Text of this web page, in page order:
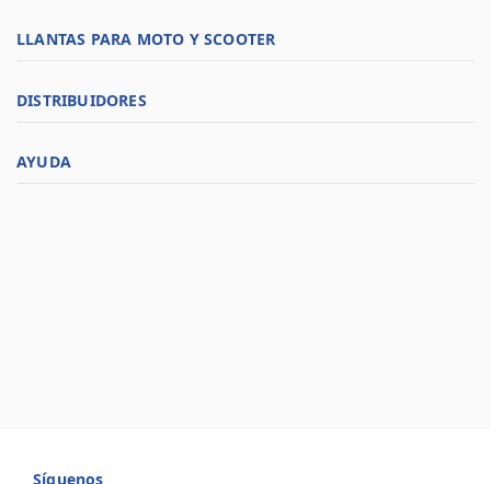
LLANTAS PARA MOTO Y SCOOTER
DISTRIBUIDORES
AYUDA
Síguenos